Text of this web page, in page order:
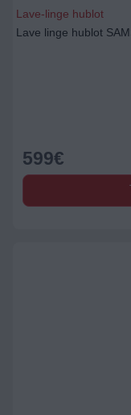
Lave-linge hublot
Lave linge hublot
599€